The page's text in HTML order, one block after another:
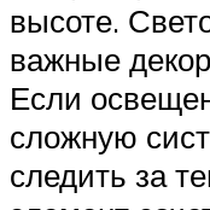
высоте.
важные
Если
сложную
следить за